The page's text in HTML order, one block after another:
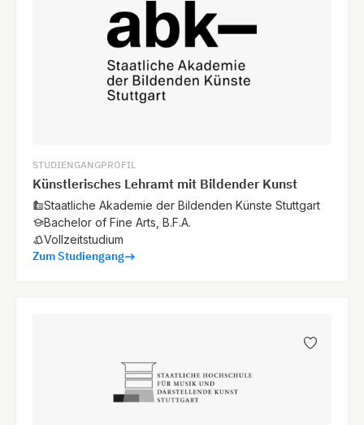
STUDIENGANGPROFIL
Künstlerisches Lehramt mit Bildender Kunst
Staatliche Akademie der Bildenden Künste Stuttgart
Bachelor of Fine Arts, B.F.A.
Vollzeitstudium
Zum Studiengang